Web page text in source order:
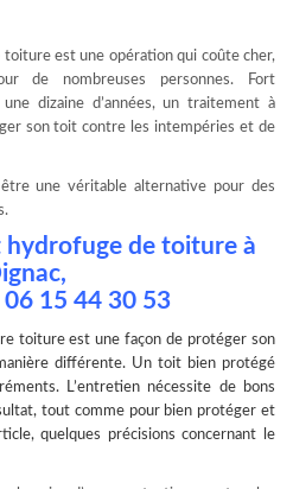
toiture est une opération qui coûte cher,
de nombreuses personnes. Fort
dizaine d’années, un traitement à
son toit contre les intempéries et de
une véritable alternative pour des
hydrofuge de toiture à
06 15 44 30 53
toiture est une façon de protéger son
différente. Un toit bien protégé
L’entretien nécessite de bons
tout comme pour bien protéger et
quelques précisions concernant le